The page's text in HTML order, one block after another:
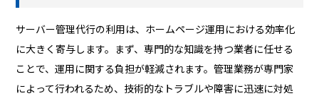
サーバー管理代行の利用は、ホームページ運用における効率化
に大きく寄与します。まず、専門的な知識を持つ業者に任せる
ことで、運用に関する負担が軽減されます。管理業務が専門家
によって行われるため、技術的なトラブルや障害に迅速に対処